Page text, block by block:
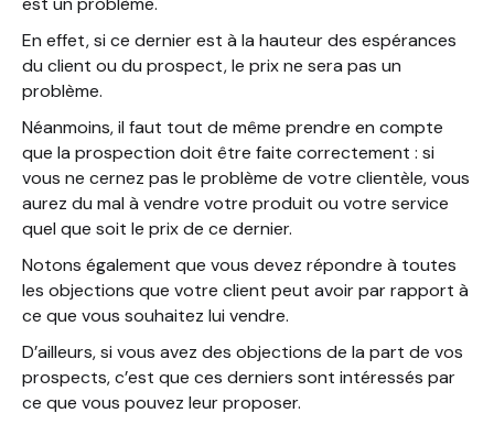
En effet, si ce dernier est à la hauteur des espérances
du client ou du prospect, le prix ne sera pas un
problème.
Néanmoins, il faut tout de même prendre en compte
que la prospection doit être faite correctement : si
vous ne cernez pas le problème de votre clientèle, vous
aurez du mal à vendre votre produit ou votre service
quel que soit le prix de ce dernier.
Notons également que vous devez répondre à toutes
les objections que votre client peut avoir par rapport à
ce que vous souhaitez lui vendre.
D’ailleurs, si vous avez des objections de la part de vos
prospects, c’est que ces derniers sont intéressés par
ce que vous pouvez leur proposer.